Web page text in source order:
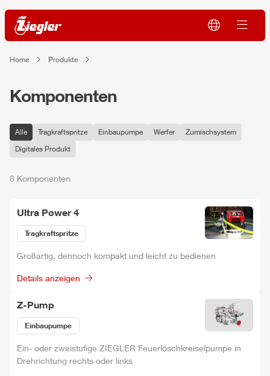
Home Produkte
Komponenten
Alle Tragkraftspritze Einbaupumpe Werfer
Zumischsystem
Digitales Produkt
8 Komponenten
Ultra Power4
Tragkraftspritze
Großartig, dennoch kompakt und leicht zu bedienen
Details anzeigen
Z-Pump
Einbaupumpe
Ein- oder zweistufige ZIEGLER Feuerlöschkreiselpumpe in
Drehrichtung rechts oder links